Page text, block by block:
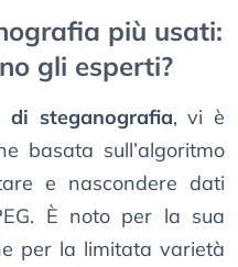
più usati:
gli esperti?
di steganografia, vi è
basata sull’algoritmo
e nascondere dati
È noto per la sua
per la limitata varietà